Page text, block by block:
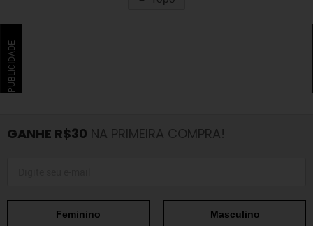
PUBLICIDADE
GANHE R$30 NA PRIMEIRA COMPRA!
Feminino Masculino